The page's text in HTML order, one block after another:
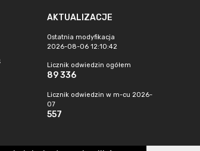
AKTUALIZACJE
Ostatnia modyfikacja
2026-08-06 12:10:42
Licznik odwiedzin ogółem
89 336
Licznik odwiedzin w m-cu 2026-
07
557